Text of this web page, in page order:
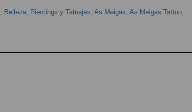
, Belleza, Piercings y Tatuajes, As Meigas, As Meigas Tattoo,